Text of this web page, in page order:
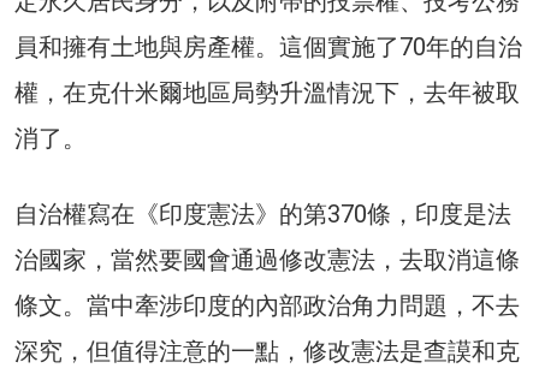
員和擁有土地與房產權。這個實施了70年的自治
權，在克什米爾地區局勢升溫情況下，去年被取
消了。
自治權寫在《印度憲法》的第370條，印度是法
治國家，當然要國會通過修改憲法，去取消這條
條文。當中牽涉印度的內部政治角力問題，不去
深究，但值得注意的一點，修改憲法是查謨和克